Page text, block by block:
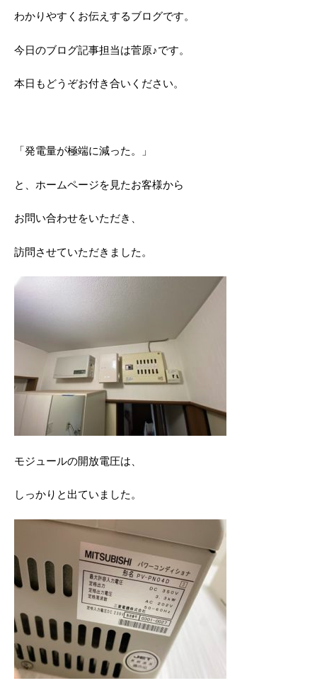
わかりやすくお伝えするブログです。
今日のブログ記事担当は菅原♪です。
本日もどうぞお付き合いください。
「発電量が極端に減った。」
と、ホームページを見たお客様から
お問い合わせをいただき、
訪問させていただきました。
モジュールの開放電圧は、
しっかりと出ていました。